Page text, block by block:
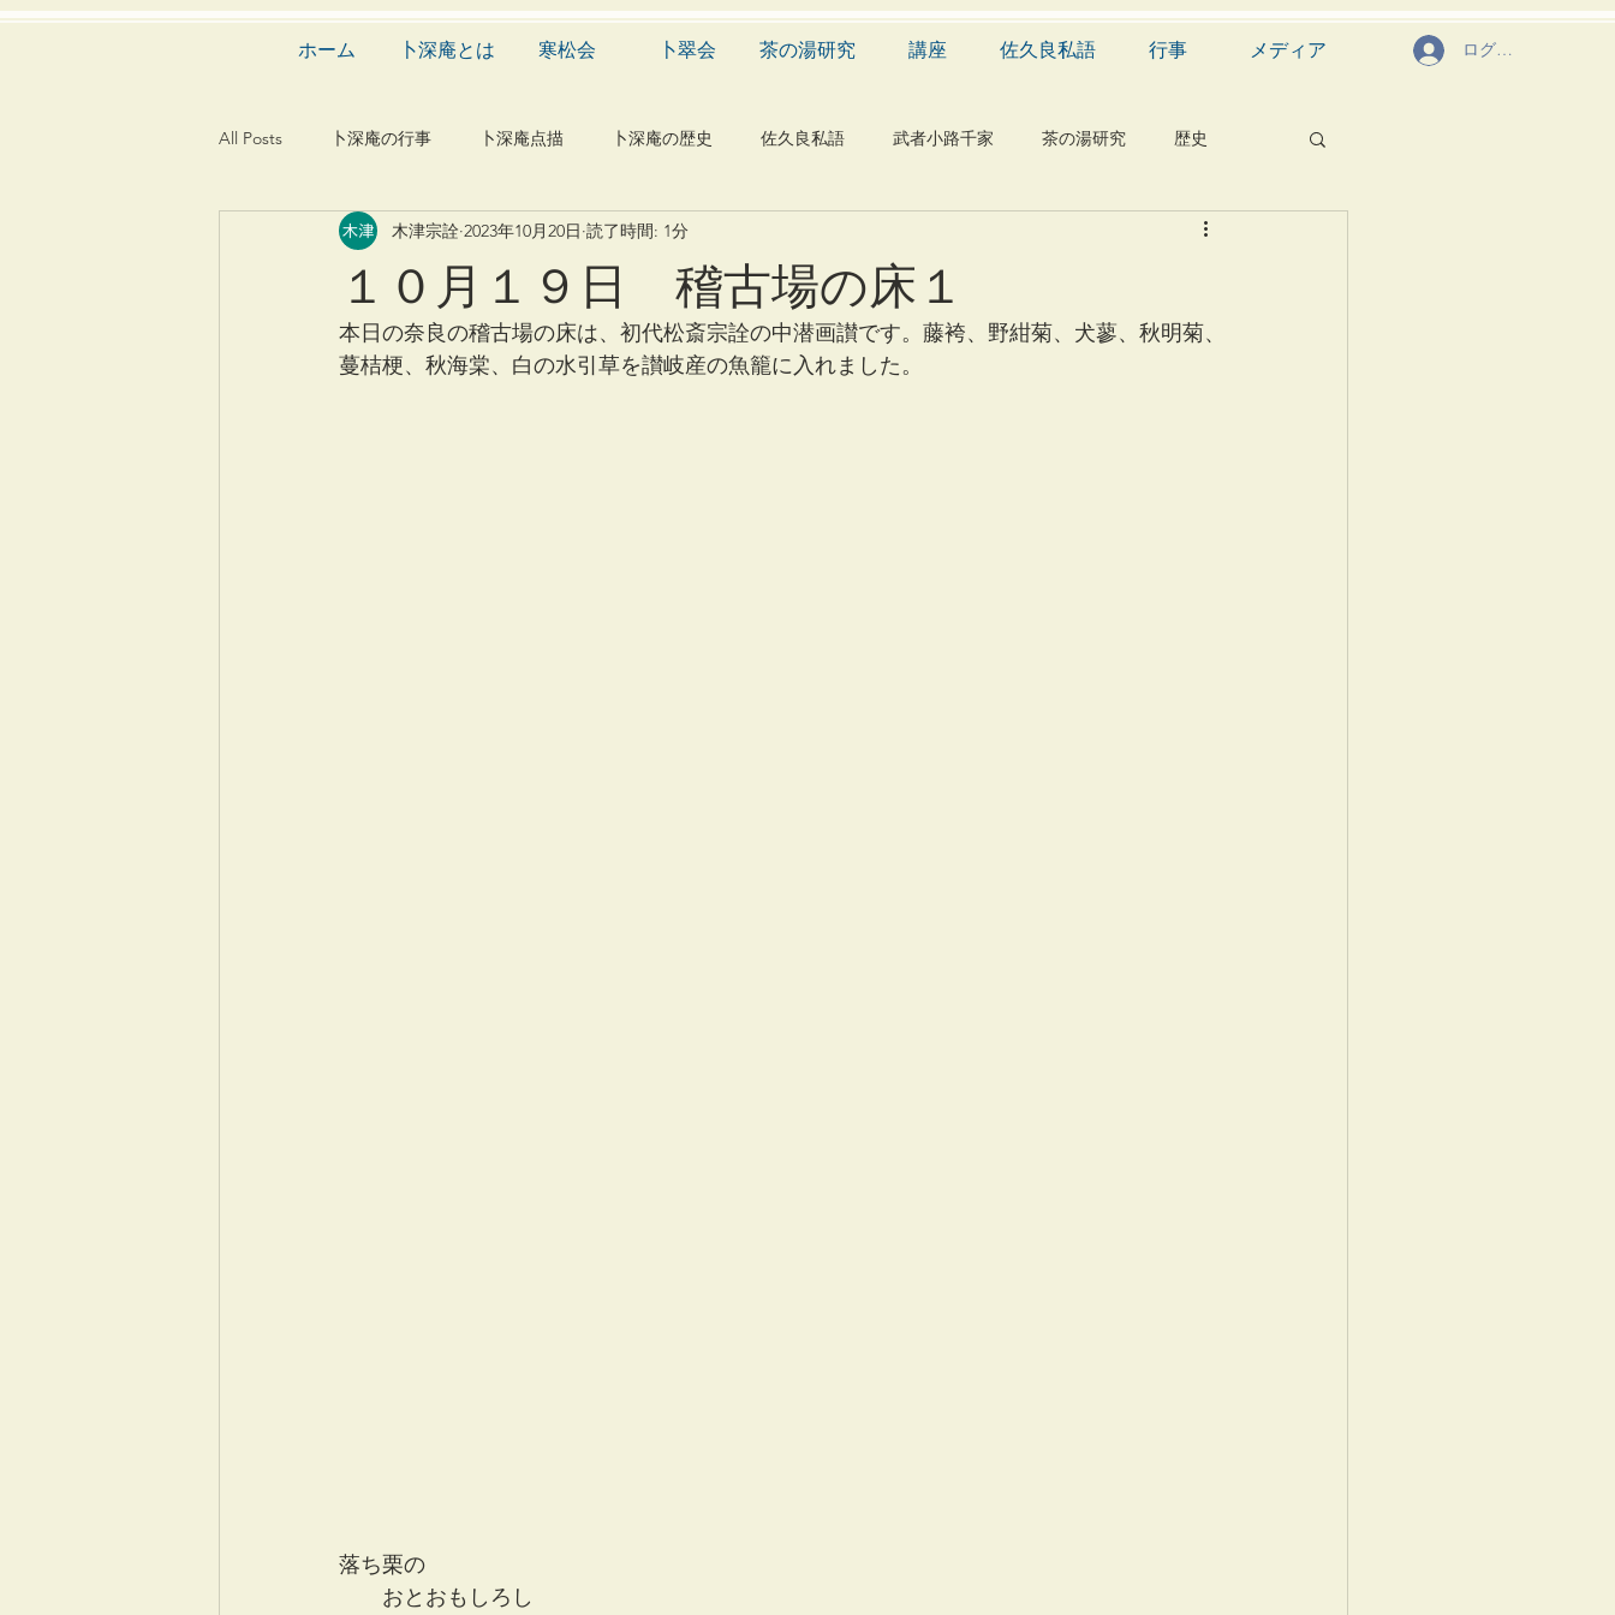
ホーム 卜深庵とは 寒松会 卜翠会 茶の湯研究 講座 佐久良私語 行事 メディア ログイン
All Posts 卜深庵の行事 卜深庵点描 卜深庵の歴史 佐久良私語 武者小路千家 茶の湯研究 歴史
漢詩 俳諧 文学 有職 民俗 食文化
建築 造園 動物 植物 自然科学 音楽 メディア blog 芸能 茶道具
１０月１９日 稽古場の床１
木津宗詮 2023年10月20日 読了時間: 1分
本日の奈良の稽古場の床は、初代松斎宗詮の中潜画讃です。藤袴、野紺菊、犬蓼、秋明菊、
蔓桔梗、秋海棠、白の水引草を讃岐産の魚籠に入れました。
落ち栗の
おとおもしろし